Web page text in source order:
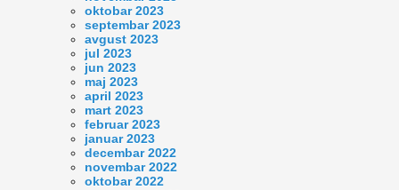
oktobar 2023
septembar 2023
avgust 2023
jul 2023
jun 2023
maj 2023
april 2023
mart 2023
februar 2023
januar 2023
decembar 2022
novembar 2022
oktobar 2022